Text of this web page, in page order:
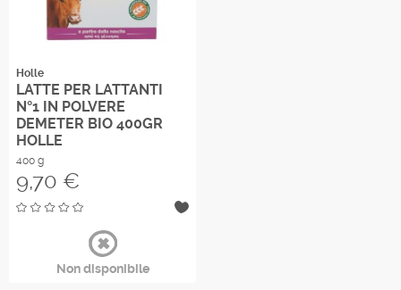
Holle
LATTE PER LATTANTI
N°1 IN POLVERE
DEMETER BIO 400GR
HOLLE
400 g
Prezzo
9,70 €
Non disponibile